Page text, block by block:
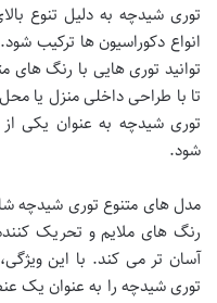
توری شیدچه به دلیل تنوع
انواع دکوراسیون ها ترکیب
توانید توری هایی با رنگ های
تا با طراحی داخلی منزل یا
توری شیدچه به عنوان یکی
شود.
مدل های متنوع توری شیدچه
رنگ های ملایم و تحریک
آسان تر می کند. با این
توری شیدچه را به عنوان یک